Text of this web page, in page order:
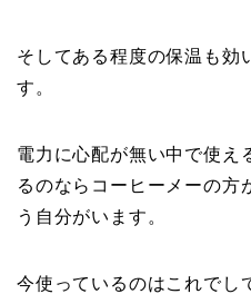
そしてある程度の保温も効
す。
電力に心配が無い中で使え
るのならコーヒーメーの方
う自分がいます。
今使っているのはこれでし